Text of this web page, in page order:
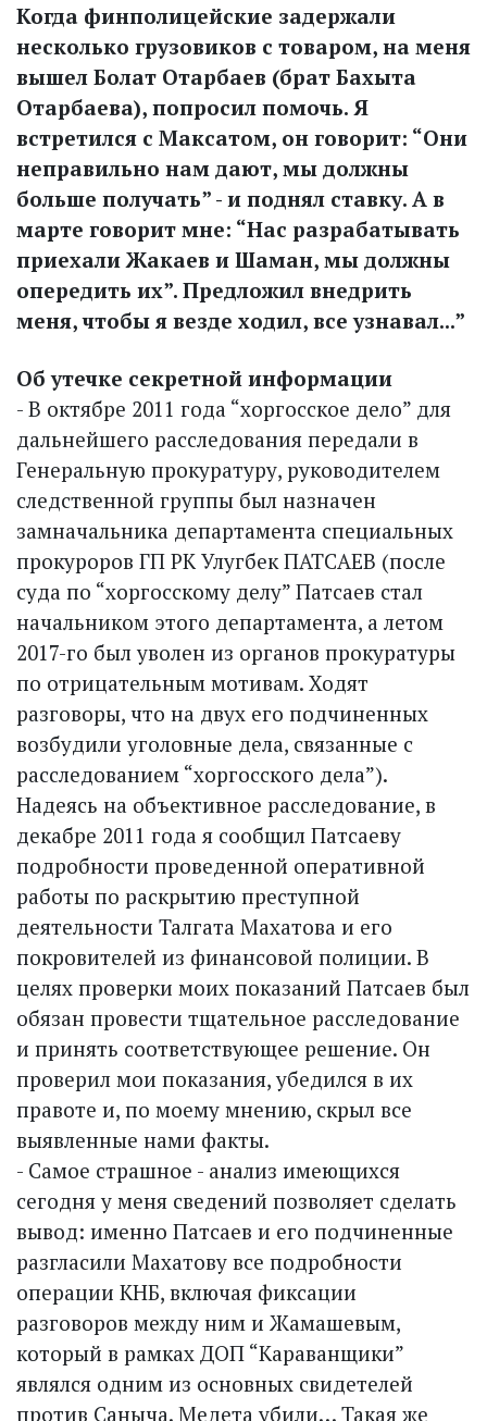
Когда финполицейские задержали
несколько грузовиков с товаром, на меня
вышел Болат Отарбаев (брат Бахыта
Отарбаева), попросил помочь. Я
встретился с Максатом, он говорит: “Они
неправильно нам дают, мы должны
больше получать” - и поднял ставку. А в
марте говорит мне: “Нас разрабатывать
приехали Жакаев и Шаман, мы должны
опередить их”. Предложил внедрить
меня, чтобы я везде ходил, все узнавал...”
Об утечке секретной информации
- В октябре 2011 года “хоргосское дело” для
дальнейшего расследования передали в
Генеральную прокуратуру, руководителем
следственной группы был назначен
замначальника департамента специальных
прокуроров ГП РК Улугбек ПАТСАЕВ (после
суда по “хоргосскому делу” Патсаев стал
начальником этого департамента, а летом
2017-го был уволен из органов прокуратуры
по отрицательным мотивам. Ходят
разговоры, что на двух его подчиненных
возбудили уголовные дела, связанные с
расследованием “хоргосского дела”).
Надеясь на объективное расследование, в
декабре 2011 года я сообщил Патсаеву
подробности проведенной оперативной
работы по раскрытию преступной
деятельности Талгата Махатова и его
покровителей из финансовой полиции. В
целях проверки моих показаний Патсаев был
обязан провести тщательное расследование
и принять соответствующее решение. Он
проверил мои показания, убедился в их
правоте и, по моему мнению, скрыл все
выявленные нами факты.
- Самое страшное - анализ имеющихся
сегодня у меня сведений позволяет сделать
вывод: именно Патсаев и его подчиненные
разгласили Махатову все подробности
операции КНБ, включая фиксации
разговоров между ним и Жамашевым,
который в рамках ДОП “Караванщики”
являлся одним из основных свидетелей
против Саныча. Медета убили… Такая же